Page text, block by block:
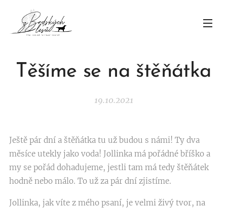
Těšíme se na štěňátka
19.10.2021
Ještě pár dní a štěňátka tu už budou s námi! Ty dva
měsíce utekly jako voda! Jollinka má pořádné bříško a
my se pořád dohadujeme, jestli tam má tedy štěňátek
hodně nebo málo. To už za pár dní zjistíme.
Jollinka, jak víte z mého psaní, je velmi živý tvor, na